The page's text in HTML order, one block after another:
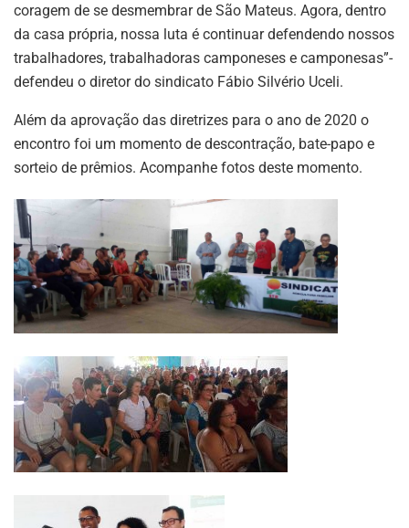
coragem de se desmembrar de São Mateus. Agora, dentro
da casa própria, nossa luta é continuar defendendo nossos
trabalhadores, trabalhadoras camponeses e camponesas”-
defendeu o diretor do sindicato Fábio Silvério Uceli.
Além da aprovação das diretrizes para o ano de 2020 o
encontro foi um momento de descontração, bate-papo e
sorteio de prêmios. Acompanhe fotos deste momento.